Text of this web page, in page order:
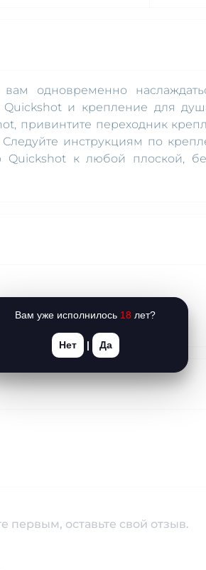
одновременно
и крепление для
привинтите переходник
инструкциям по
Quickshot к любой плоской,
(США)
первым, оставьте свой отзыв.
Вам уже исполнилось 18 лет?
Нет | Да